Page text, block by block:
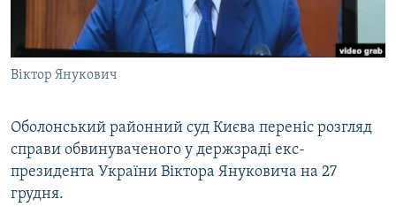
ВІДЕОУРОКИ «ELIFBE»
СВІДЧЕННЯ ОКУПАЦІЇ
УКРАЇНСЬКА ПРОБЛЕМА КРИМУ
Qırımtatar
Усі сайти RFE/RL
Віктор Янукович
Оболонський районний суд Києва переніс розгляд
справи обвинуваченого у держзраді екс-
президента України Віктора Януковича на 27
грудня.